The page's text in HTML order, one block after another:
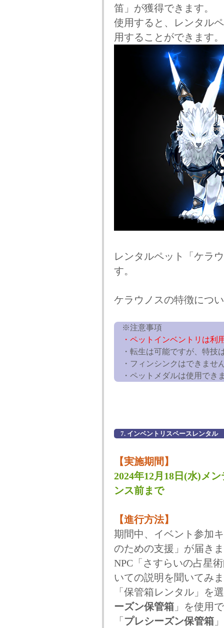
笛」が獲得できます。
使用すると、レンタル
用することができます。
レンタルペット「ケラ
す。
ケラウノスの特徴につ
※注意事項
・ペットインベントリは利
・転生は可能ですが、特技
・フィンシンクはできませ
・ペットメダルは使用でき
7. インベントリスペースレンタル
【実施期間】
2024年12月18日(水)メ
ンス前まで
【進行方法】
期間中、イベント参加
のための支援」が届き
NPC「さすらいの占星
いての説明を聞いてみ
「保管箱レンタル」を
ーズン保管箱」を使用
「 プレシーズン保管箱